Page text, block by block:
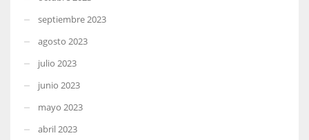
septiembre 2023
agosto 2023
julio 2023
junio 2023
mayo 2023
abril 2023